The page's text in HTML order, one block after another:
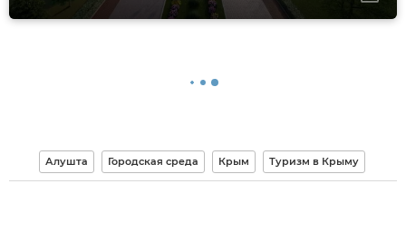
Алушта Городская среда Крым Туризм в Крыму